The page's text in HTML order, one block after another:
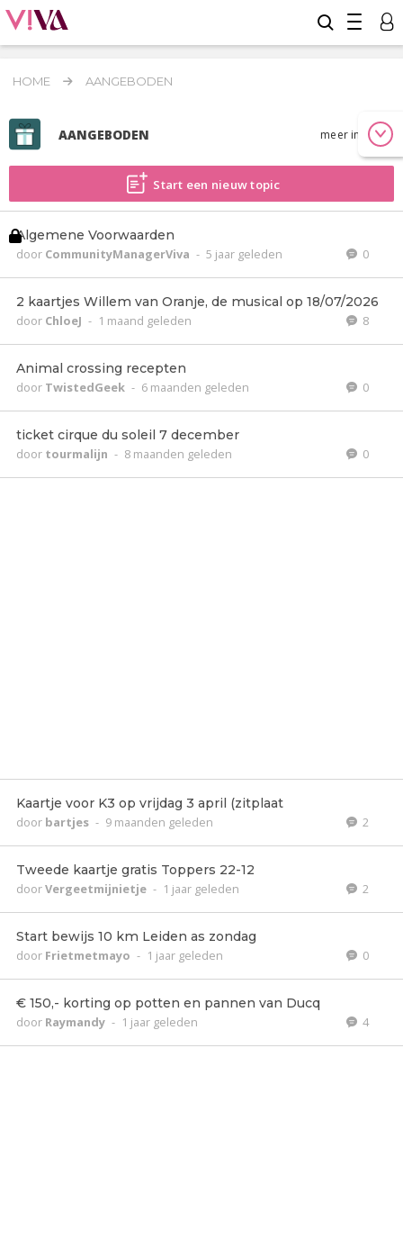
HOME AANGEBODEN
AANGEBODEN meer info
Start een nieuw topic
Algemene Voorwaarden
door CommunityManagerViva - 5 jaar geleden 0
2 kaartjes Willem van Oranje, de musical op 18/07/2026
door ChloeJ - 1 maand geleden 8
Animal crossing recepten
door TwistedGeek - 6 maanden geleden 0
ticket cirque du soleil 7 december
door tourmalijn - 8 maanden geleden 0
Kaartje voor K3 op vrijdag 3 april (zitplaat
door bartjes - 9 maanden geleden 2
Tweede kaartje gratis Toppers 22-12
doorVergeetmijnietje - 1 jaar geleden 2
Start bewijs 10 km Leiden as zondag
door Frietmetmayo - 1 jaar geleden 0
€ 150,- korting op potten en pannen van Ducq
door Raymandy - 1 jaar geleden 4